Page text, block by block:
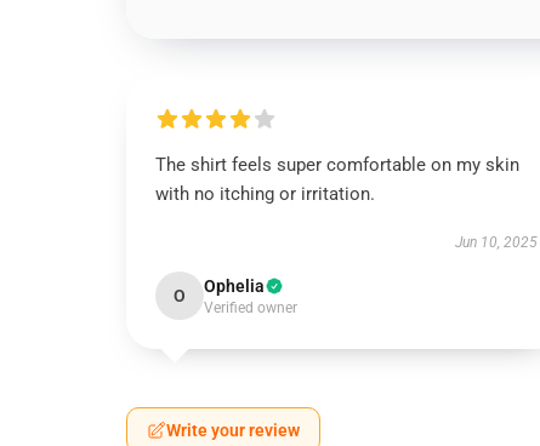
The shirt feels super comfortable on my skin
with no itching or irritation.
Jun 10, 2025
O Ophelia
Verified owner
Write your review